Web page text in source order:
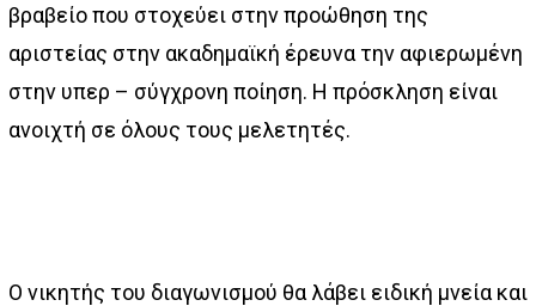
βραβείο που στοχεύει στην προώθηση της
αριστείας στην ακαδημαϊκή έρευνα την αφιερωμένη
στην υπερ – σύγχρονη ποίηση. Η πρόσκληση είναι
ανοιχτή σε όλους τους μελετητές.
Ο νικητής του διαγωνισμού θα λάβει ειδική μνεία και